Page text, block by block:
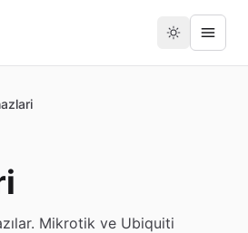
Mikrotik ve Ubiquiti